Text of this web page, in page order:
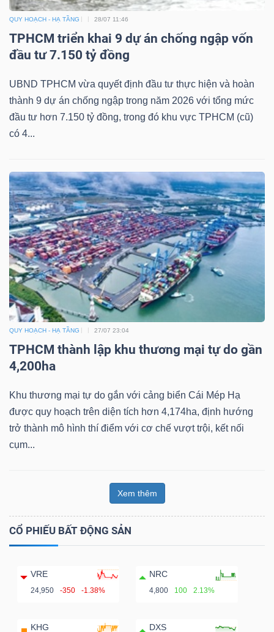
QUY HOẠCH - HẠ TẦNG 28/07 11:46
TPHCM triển khai 9 dự án chống ngập vốn
đầu tư 7.150 tỷ đồng
UBND TPHCM vừa quyết định đầu tư thực hiện và hoàn
thành 9 dự án chống ngập trong năm 2026 với tổng mức
đầu tư hơn 7.150 tỷ đồng, trong đó khu vực TPHCM (cũ)
có 4...
QUY HOẠCH - HẠ TẦNG 27/07 23:04
TPHCM thành lập khu thương mại tự do gần
4,200ha
Khu thương mại tự do gắn với cảng biển Cái Mép Hạ
được quy hoạch trên diện tích hơn 4,174ha, định hướng
trở thành mô hình thí điểm với cơ chế vượt trội, kết nối
cụm...
Xem thêm
CỔ PHIẾU BẤT ĐỘNG SẢN
VRE
24,950 -350 -1.38%
NRC
4,800 100 2.13%
KHG DXS